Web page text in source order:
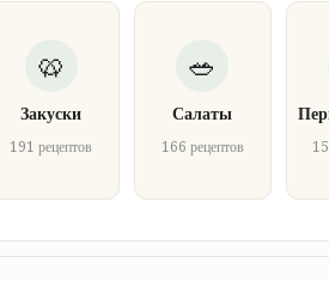
Закуски
191 рецептов
Салаты
166 рецептов